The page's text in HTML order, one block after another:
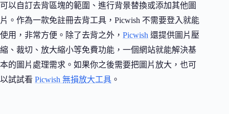
可以自訂去背區塊的範圍、進行背景替換或添加其他圖
片。作為一款免註冊去背工具，Picwish 不需要登入就能
使用，非常方便。除了去背之外， Picwish 還提供圖片壓
縮、裁切、放大縮小等免費功能，一個網站就能解決基
本的圖片處理需求。如果你之後需要把圖片放大，也可
以試試看 Picwish 無損放大工具 。